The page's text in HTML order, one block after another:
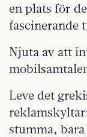
en plats för
fascinerande
Njuta av att
Leve det
stumma,